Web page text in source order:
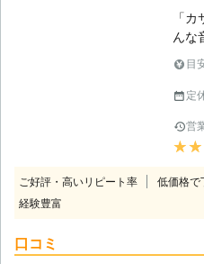
リ
タ
ブリ
駆除
も
れた
ます
お願
「
んな
か
キブ
ん。
一
く悪
面が
が、
目
定
営
ご好評・高いリピート率 低価格で
経験豊富
口コミ